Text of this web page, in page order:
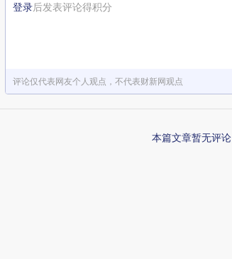
登录后发表评论得积分
评论仅代表网友个人观点，不代表财新网观点
本篇文章暂无评论